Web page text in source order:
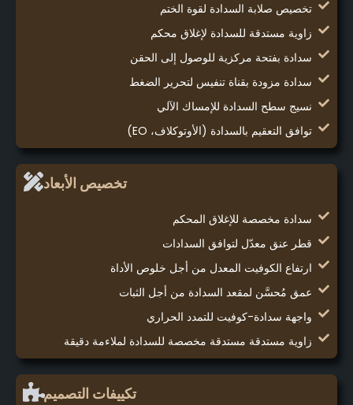
تخصيص صلابة السدادة لقوة الختم
زاوية مستدقة للسدادة لإغلاق محكم
سدادة بفتحة مركزية للوصول إلى الحقن
سدادة مزودة بقناة تنفيس لتحرير الضغط
نسيج سطح السدادة للإمساك الآلي
توافق التعقيم بالسدادة (الأوتوكلاف، EO)
تخصيص الأبعاد
سدادة مخصصة للإغلاق المحكم
قطر عنق معدّل لتوافق السدادات
ارتفاع الكوفيت المعدل من أجل خلوص الأداة
عمق مُحسَّن لمقعد السدادة من أجل الثبات
واجهة سدادة-كوفيت للتمدد الحراري
زاوية مستدقة مستدقة مخصصة للسدادة لملاءمة دقيقة
تكييفات التصميم